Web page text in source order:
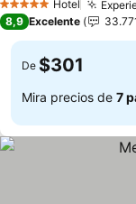
5 Estrellas Hotel
8,9 Excelente
De $301
Mira precios de 7